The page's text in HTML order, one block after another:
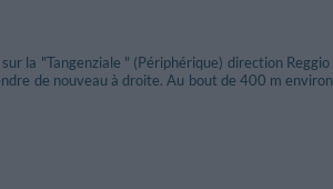
la "Tangenziale " (Périphérique) direction
de nouveau à droite. Au bout de 400 m